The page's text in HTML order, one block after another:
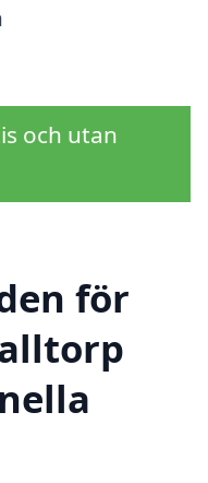
och utan
för